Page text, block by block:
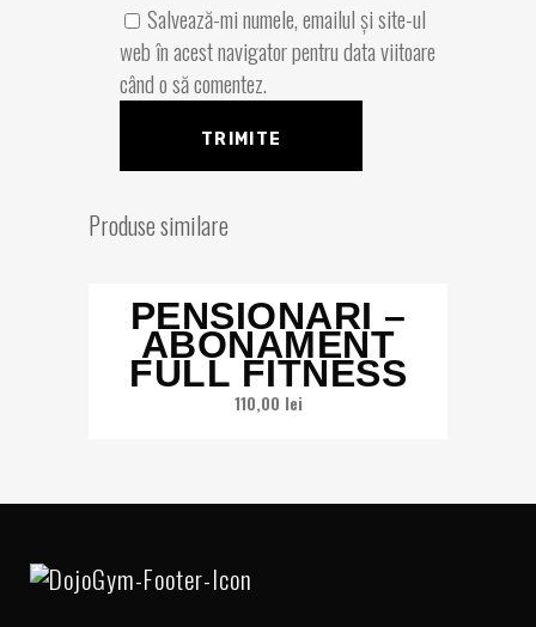
Salvează-mi numele, emailul și site-ul
web în acest navigator pentru data viitoare
când o să comentez.
Produse similare
PENSIONARI –
ABONAMENT
FULL FITNESS
110,00 lei